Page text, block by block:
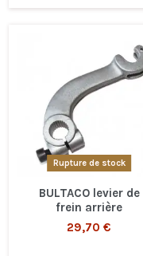
Rupture de stock
BULTACO levier de
frein arrière
29,70 €